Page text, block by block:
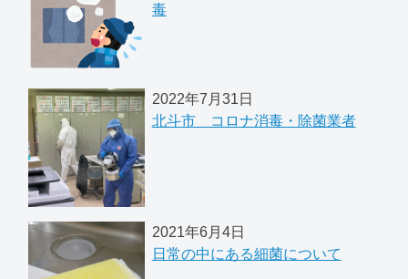
毒
2022年7月31日
北斗市 コロナ消毒・除菌業者
2021年6月4日
日常の中にある細菌について